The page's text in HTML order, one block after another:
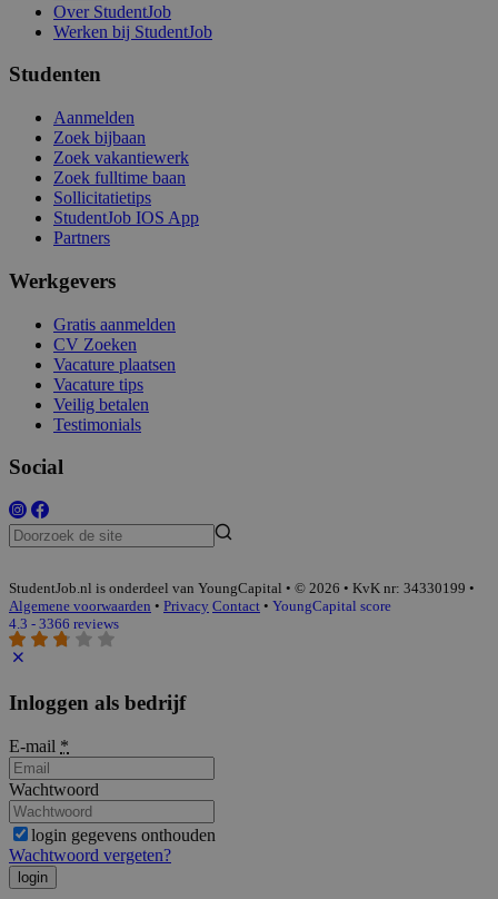
Over StudentJob
Werken bij StudentJob
Studenten
Aanmelden
Zoek bijbaan
Zoek vakantiewerk
Zoek fulltime baan
Sollicitatietips
StudentJob IOS App
Partners
Werkgevers
Gratis aanmelden
CV Zoeken
Vacature plaatsen
Vacature tips
Veilig betalen
Testimonials
Social
StudentJob.nl is onderdeel van YoungCapital • © 2026 • KvK nr: 34330199 •
Algemene voorwaarden • Privacy Contact • YoungCapital score
4.3 - 3366 reviews
Inloggen als bedrijf
E-mail *
Wachtwoord
login gegevens onthouden
Wachtwoord vergeten?
login